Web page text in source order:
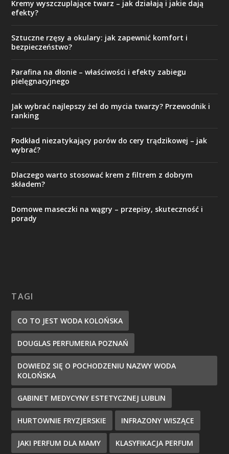
Kremy wyszczuplające twarz – jak działają i jakie dają
efekty?
Sztuczne rzęsy a okulary: jak zapewnić komfort i
bezpieczeństwo?
Parafina na dłonie – właściwości i efekty zabiegu
pielęgnacyjnego
Jak wybrać najlepszy żel do mycia twarzy? Przewodnik i
ranking
Podkład niezatykający porów do cery trądzikowej – jak
wybrać?
Dlaczego warto stosować krem z filtrem z dobrym
składem?
Domowe maseczki na wągry – przepisy, skuteczność i
porady
TAGI
CO TO JEST WODA KOLOŃSKA
DOUGLAS PERFUMERIA POZNAŃ
DOWIEDZ SIĘ O POCHODZENIU NAZWY WODA
KOLOŃSKA
GABINET MEDYCYNY ESTETYCZNEJ LUBLIN
HURTOWNIE FRYZJERSKIE INFRAZONY WISZĄCE
JAKI PERFUM DLA MAMY KLASYFIKACJA PERFUM